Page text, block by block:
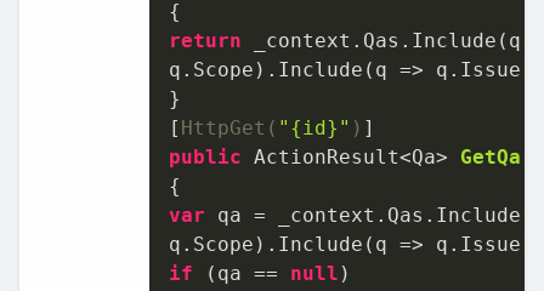
return _context.Qas.Include(q
q.Scope).Include(q =>
}
[ HttpGet( "{id}" )
public ActionResult<Qa> GetQa
var qa =
if (qa == null )